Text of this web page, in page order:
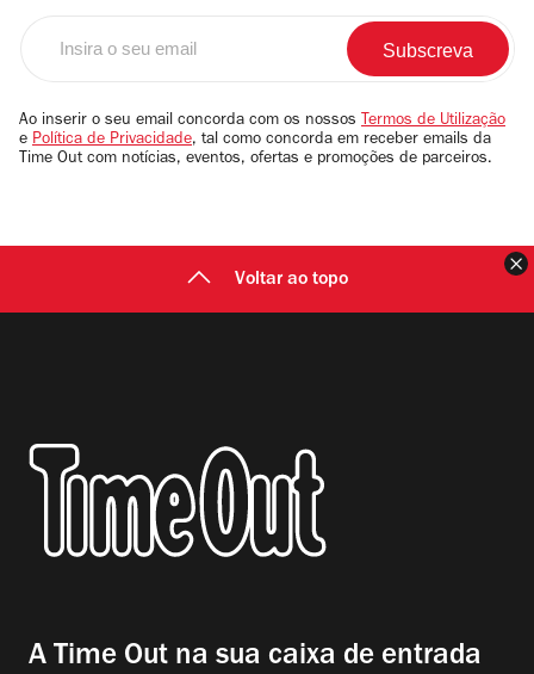
email
Ao inserir o seu email concorda com os nossos Termos de Utilização
e Política de Privacidade, tal como concorda em receber emails da
Time Out com notícias, eventos, ofertas e promoções de parceiros.
Voltar ao topo
A Time Out na sua caixa de entrada